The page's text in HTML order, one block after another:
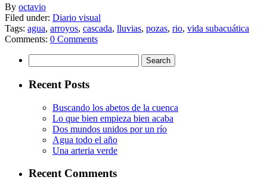
By octavio
Filed under: Diario visual
Tags: agua, arroyos, cascada, lluvias, pozas, rio, vida subacuática
Comments: 0 Comments
for:
Recent Posts
Buscando los abetos de la cuenca
Lo que bien empieza bien acaba
Dos mundos unidos por un río
Agua todo el año
Una arteria verde
Recent Comments